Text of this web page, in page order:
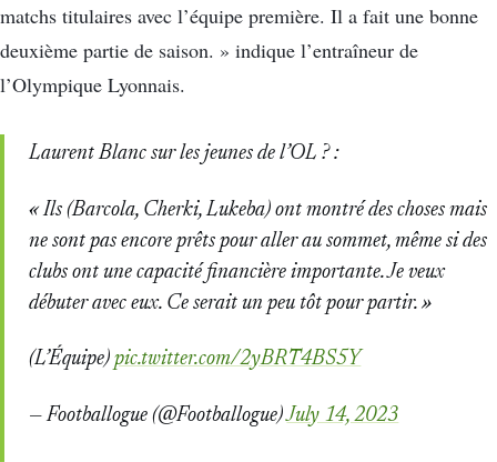
matchs titulaires avec l’équipe première. Il a fait une bonne
deuxième partie de saison. » indique l’entraîneur de
l’Olympique Lyonnais.
Laurent Blanc sur les jeunes de l’OL ? :
« Ils (Barcola, Cherki, Lukeba) ont montré des choses mais
ne sont pas encore prêts pour aller au sommet, même si des
clubs ont une capacité financière importante. Je veux
débuter avec eux. Ce serait un peu tôt pour partir. »
(L’Équipe)pic.twitter.com/2yBRT4BS5Y
— Footballogue (@Footballogue)July 14, 2023